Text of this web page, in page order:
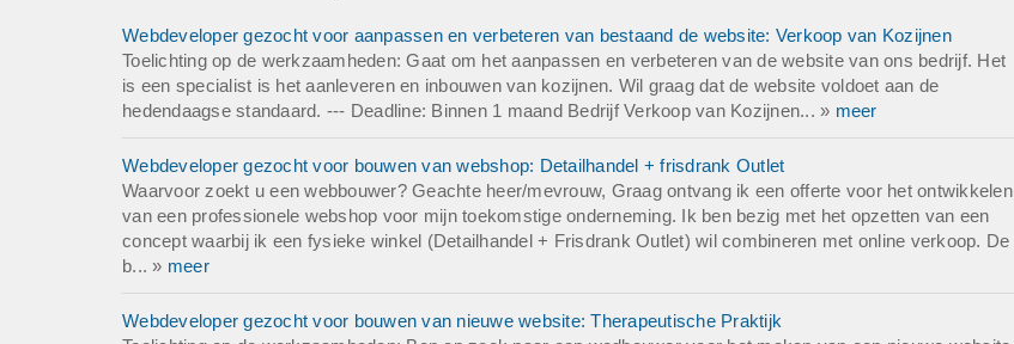
Webdeveloper gezocht voor aanpassen en verbeteren van bestaand de website: Verkoop van Kozijnen
Toelichting op de werkzaamheden: Gaat om het aanpassen en verbeteren van de website van ons bedrijf. Het
is een specialist is het aanleveren en inbouwen van kozijnen. Wil graag dat de website voldoet aan de
hedendaagse standaard. --- Deadline: Binnen 1 maand Bedrijf Verkoop van Kozijnen... » meer
Webdeveloper gezocht voor bouwen van webshop: Detailhandel + frisdrank Outlet
Waarvoor zoekt u een webbouwer? Geachte heer/mevrouw, Graag ontvang ik een offerte voor het ontwikkelen
van een professionele webshop voor mijn toekomstige onderneming. Ik ben bezig met het opzetten van een
concept waarbij ik een fysieke winkel (Detailhandel + Frisdrank Outlet) wil combineren met online verkoop. De
b... » meer
Webdeveloper gezocht voor bouwen van nieuwe website: Therapeutische Praktijk